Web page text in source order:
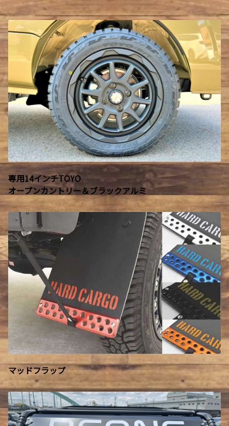
専用14インチTOYO
オープンカントリー＆ブラックアルミ
マッドフラップ